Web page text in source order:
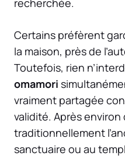
recherchée.
Certains préfèrent
la maison, près de
Toutefois, rien
omamori
vraiment partagée
validité. Après
traditionnellement
sanctuaire ou au